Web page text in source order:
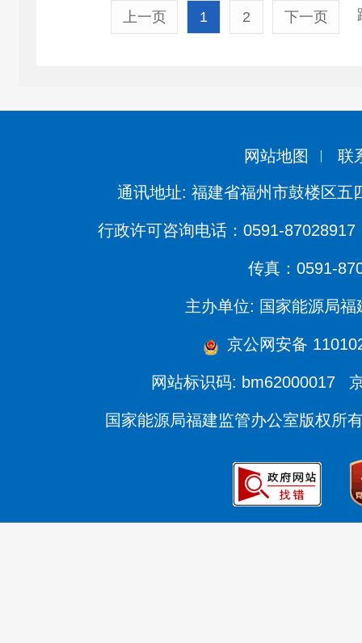
上一页 1 2 下一页
网站地图 联
通讯地址: 福建省福州市鼓楼区五
行政许可咨询电话：0591-
传真：0591-
主办单位: 国家能源局福
京公网安备
网站标识码: bm62000017
国家能源局福建监管办公室版权所